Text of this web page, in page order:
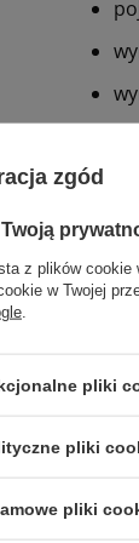
zgód
z plików cookie
w Twojej
pliki
pliki
pliki